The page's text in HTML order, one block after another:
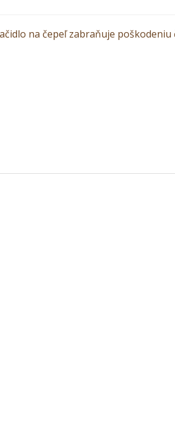
na čepeľ zabraňuje poškodeniu